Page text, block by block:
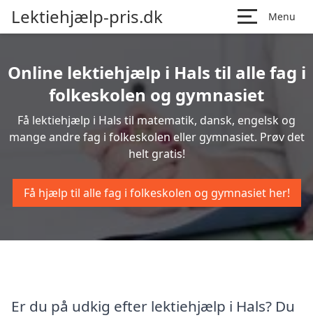
Lektiehjælp-pris.dk Menu
Online lektiehjælp i Hals til alle fag i
folkeskolen og gymnasiet
Få lektiehjælp i Hals til matematik, dansk, engelsk og
mange andre fag i folkeskolen eller gymnasiet. Prøv det
helt gratis!
Få hjælp til alle fag i folkeskolen og gymnasiet her!
Er du på udkig efter lektiehjælp i Hals? Du